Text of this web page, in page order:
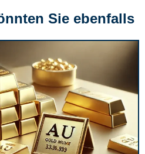
Sie ebenfalls